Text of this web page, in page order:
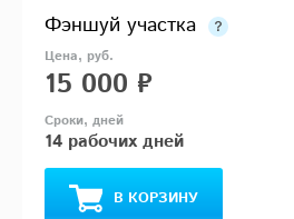
Фэншуй участка
15 000 ₽
14 рабочих дней
В КОРЗИНУ